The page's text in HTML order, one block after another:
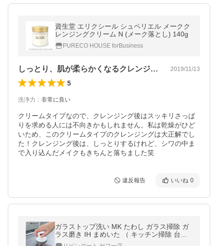
資生堂 エリクシール シュペリエル メークク
レンジングクリーム N (メーク落とし) 140g
PURECO HOUSE forBusiness
しっとり、肌が柔らかくなるクレンジング 2019/11/13
5
洗浄力 ： 非常に良い
クリームタイプなので、クレンジング後はスッキリさっぱ
りを求める人には不向きかもしれません。私は乾燥がひど
いため、このクリームタイプのクレンジングは大正解でし
た！クレンジング後は、しっとりするけれど、シワの中ま
で入り込んだメイクもきちんと落ちました笑
違反報告 いいね 0
ガラストップ洗い MK たわし ガラス掃除 ガ
ラス磨き IH まめいた （ キッチン掃除 台所
台所掃除 ）